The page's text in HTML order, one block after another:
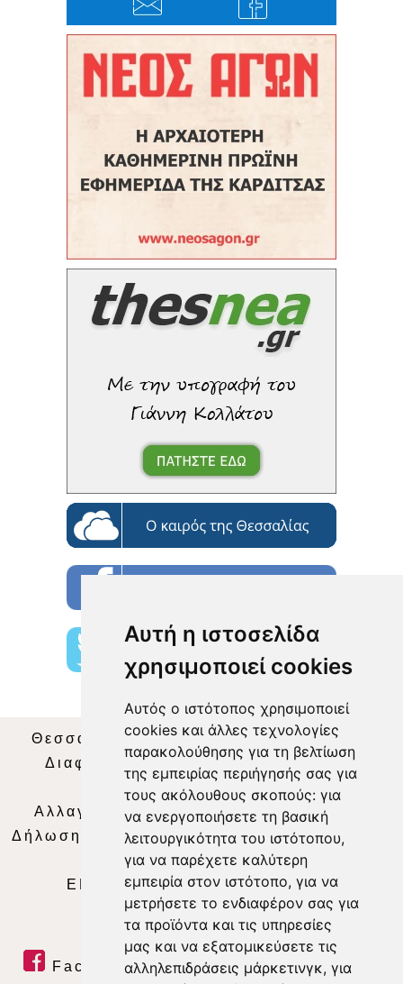
Αυτή η ιστοσελίδα
χρησιμοποιεί cookies
Αυτός ο ιστότοπος χρησιμοποιεί
cookies και άλλες τεχνολογίες
παρακολούθησης για τη βελτίωση
της εμπειρίας περιήγησής σας για
τους ακόλουθους σκοπούς: για
να ενεργοποιήσετε τη βασική
λειτουργικότητα του ιστότοπου,
για να παρέχετε καλύτερη
εμπειρία στον ιστότοπο, για να
μετρήσετε το ενδιαφέρον σας για
τα προϊόντα και τις υπηρεσίες
μας και να εξατομικεύσετε τις
αλληλεπιδράσεις μάρκετινγκ, για
Θεσσαλία Τηλεόραση|SNG Services
Διαφήμιση | Όροι Χρήσης |Δήλωση
Απορρήτου |
Περιεχόμενο
Αλλαγή Προτιμήσεων για τα Cookies
Δήλωση συμμόρφωσης με τη σύσταση (ΕΕ)
2018/334|Ταυτότητα
ΕΝΗΜΕΡΩΣΗ |WEB TV| LIVE
Facebook| Twitter | Youtube